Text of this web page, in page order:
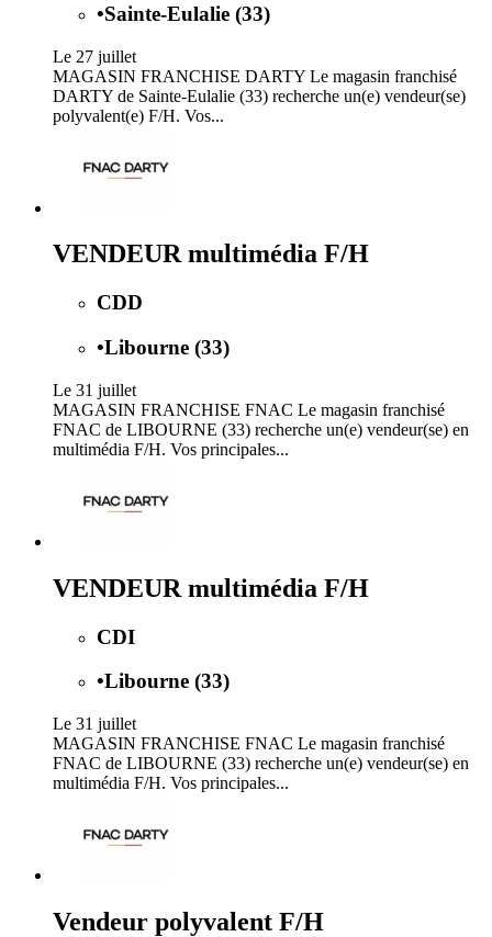
•Sainte-Eulalie (33)
Le 27 juillet
MAGASIN FRANCHISE DARTY Le magasin franchisé
DARTY de Sainte-Eulalie (33) recherche un(e) vendeur(se)
polyvalent(e) F/H. Vos...
VENDEUR multimédia F/H
CDD
•Libourne (33)
Le 31 juillet
MAGASIN FRANCHISE FNAC Le magasin franchisé
FNAC de LIBOURNE (33) recherche un(e) vendeur(se) en
multimédia F/H. Vos principales...
VENDEUR multimédia F/H
CDI
•Libourne (33)
Le 31 juillet
MAGASIN FRANCHISE FNAC Le magasin franchisé
FNAC de LIBOURNE (33) recherche un(e) vendeur(se) en
multimédia F/H. Vos principales...
Vendeur polyvalent F/H